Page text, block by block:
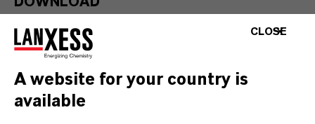
Start ins Berufsleben: Rund 160 neue
Auszubildende bei
LANXESS
(PDF, 196,3 KB)
Start ins Berufsleben: Rund 160 neue
CLOSE
A website for your country is
available